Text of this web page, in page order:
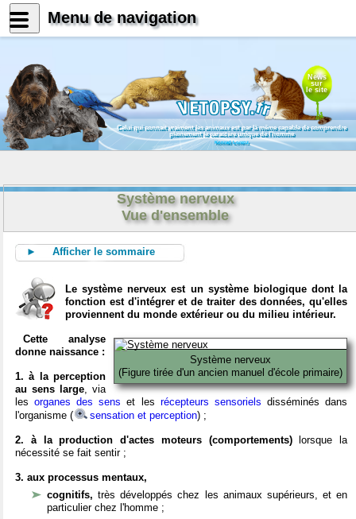
News
sur
le site
Celui qui connait vraiment les animaux est par là même capable de comprendre
pleinement le caractère unique de l'homme
Konrad Lorenz
Système nerveux
Vue d'ensemble
► Afficher le sommaire
Le système nerveux est un système biologique dont la
fonction est d'intégrer et de traiter des données, qu'elles
proviennent du monde extérieur ou du milieu intérieur.
Système nerveux
(Figure tirée d'un ancien manuel d'école primaire)
Cette analyse
donne naissance :
1. à la perception
au sens large, via
lesorganes des sens et les récepteurs sensoriels disséminés dans
l'organisme (
sensation et perception) ;
2. à la production d'actes moteurs (comportements)lorsque la
nécessité se fait sentir ;
3. aux processus mentaux,
cognitifs,très développés chez les animaux supérieurs, et en
particulier chez l'homme ;
Menu de navigation